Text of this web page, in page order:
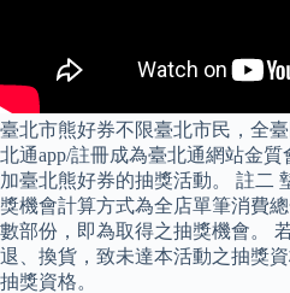
臺北市熊好券不限臺北市民，全
北通app/註冊成為臺北通網站金
加臺北熊好券的抽獎活動。 註二
獎機會計算方式為全店單筆消費
數部份，即為取得之抽獎機會。
退、換貨，致未達本活動之抽獎
抽獎資格。